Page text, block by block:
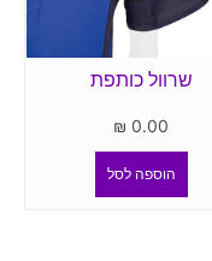
שרוול כותפת
0.00
₪
הוספה לסל